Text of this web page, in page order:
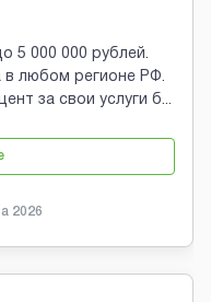
5 000 000 рублей.
в любом регионе РФ.
за свои услуги б...
2026